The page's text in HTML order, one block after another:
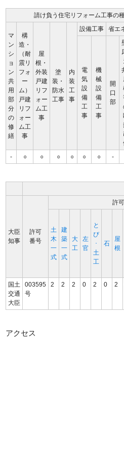
請け負う住宅リフォーム工事の
マ
ン
シ
ョ
ン
共
用
部
分
の
修
繕
構
造・
（耐
震リ
フォ
ー
ム）
戸建
リフ
ォー
ム工
事
屋
根・
外装
戸建
リフ
ォー
ム工
事
塗
装・
防水
工事
内
装
工
事
設備工事 省エ
電
気
設
備
工
事
機
械
設
備
工
事
開
口
部
- ○ ○ ○ ○ ○ ○ -
大臣
知事
許可
番号
許
土
木
一
式
建
築
一
式
大
工
左
官
と
び
･
土
工
石
屋
根
国土
交通
大臣
003595
号
2 2 2 0 2 0 2
アクセス